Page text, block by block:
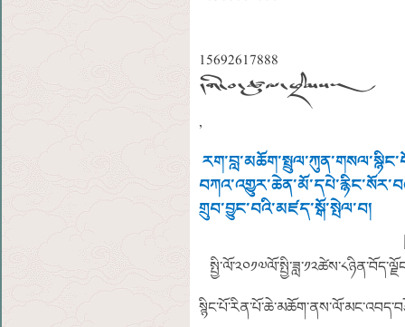
15692617888
དགེ་བ་ཚུལ་ཁྲིམས།
,
གྲུབ་བྱུང་བའི་མཛད་སྒོ་སྤེལ་བ།